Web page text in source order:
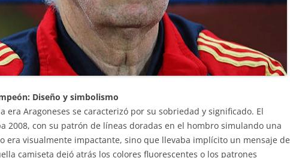
Diseño y simbolismo
era Aragoneses se caracterizó por su sobriedad y significado. El
2008, con su patrón de líneas doradas en el hombro simulando una
era visualmente impactante, sino que llevaba implícito un mensaje de
camiseta dejó atrás los colores fluorescentes o los patrones